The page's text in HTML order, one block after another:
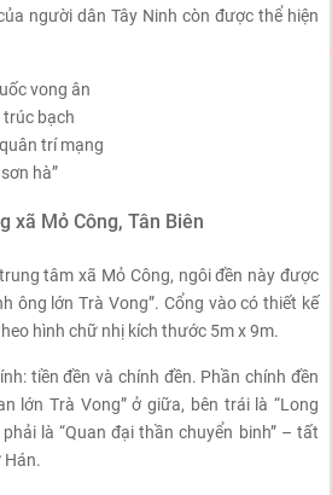
người dân Tây Ninh còn được thể hiện
vong ân
bạch
trí mạng
hà”
xã Mỏ Công, Tân Biên
tâm xã Mỏ Công, ngôi đền này được
ông lớn Trà Vong”. Cổng vào có thiết kế
hình chữ nhị kích thước 5m x 9m.
tiền đền và chính đền. Phần chính đền
lớn Trà Vong” ở giữa, bên trái là “Long
là “Quan đại thần chuyển binh” – tất